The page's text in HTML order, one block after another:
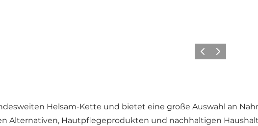
ZurückWeiter
Helsam-Kette und bietet eine große Auswahl an
Alternativen, Hautpflegeprodukten und nachhaltigen